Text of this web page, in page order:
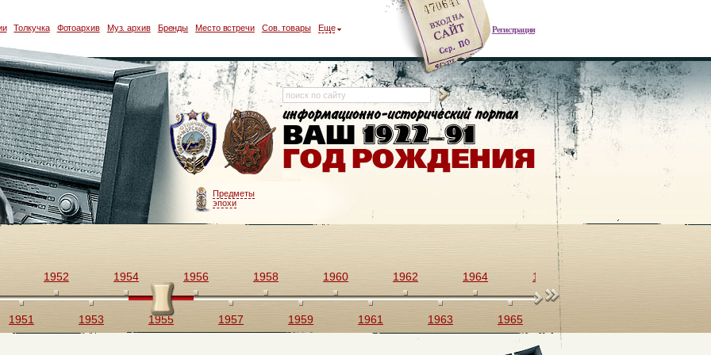
Регистрация
Толкучка Фотоархив Муз. архив Бренды Место встречи Сов. товары Еще
Предметы
эпохи
1951
1952
1953
1954
1955
1956
1957
1958
1959
1960
1961
1962
1963
1964
1965
1966